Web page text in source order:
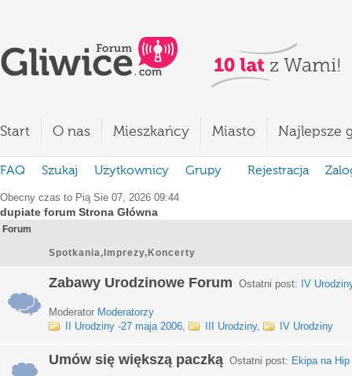
Start O nas Mieszkańcy Miasto Najlepsze
FAQ Szukaj Użytkownicy Grupy Rejestracja
Obecny czas to Pią Sie 07, 2026 09:44
dupiate forum Strona Główna
Forum
Spotkania,Imprezy,Koncerty
Zabawy Urodzinowe Forum Ostatni post: IV
Moderator Moderatorzy
II Urodziny -27 maja 2006, III Urodziny, IV Urodziny
Umów się większą paczką Ostatni post: Ekipa na